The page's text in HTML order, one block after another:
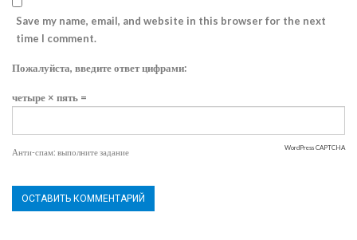
Save my name, email, and website in this browser for the next
time I comment.
Пожалуйста, введите ответ цифрами:
четыре × пять =
Анти-спам: выполните задание WordPress CAPTCHA